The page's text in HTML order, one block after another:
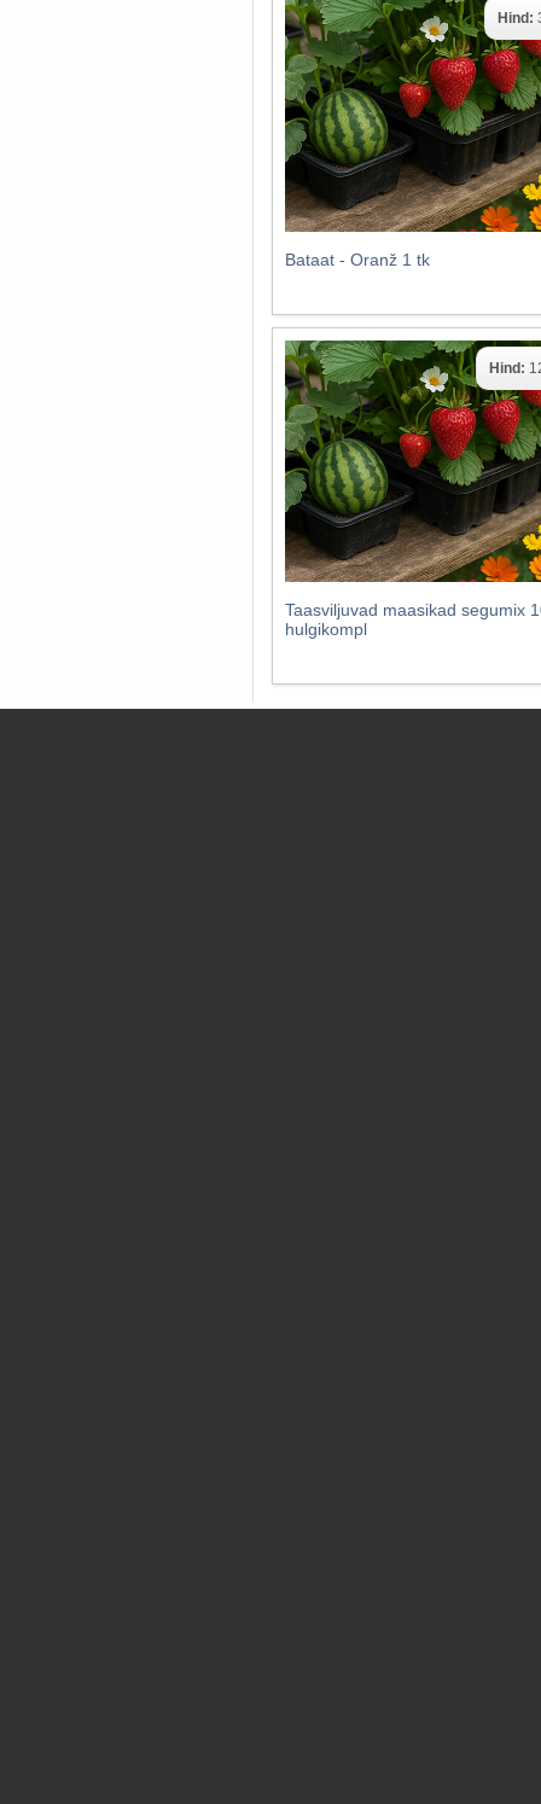
Bataat - Oranž 1 tk
Hind:
Taasviljuvad maasikad segumix
hulgikompl
Hind: